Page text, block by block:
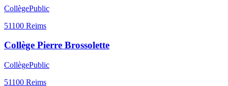
CollègePublic
51100 Reims
Collège Pierre Brossolette
CollègePublic
51100 Reims